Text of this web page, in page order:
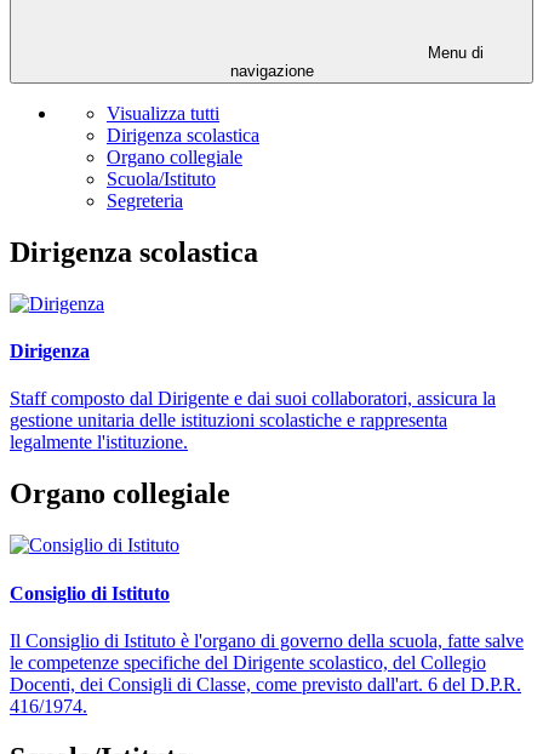
Menu di
navigazione
Visualizza tutti
Dirigenza scolastica
Organo collegiale
Scuola/Istituto
Segreteria
Dirigenza scolastica
Dirigenza
Staff composto dal Dirigente e dai suoi collaboratori, assicura la
gestione unitaria delle istituzioni scolastiche e rappresenta
legalmente l'istituzione.
Organo collegiale
Consiglio di Istituto
Il Consiglio di Istituto è l'organo di governo della scuola, fatte salve
le competenze specifiche del Dirigente scolastico, del Collegio
Docenti, dei Consigli di Classe, come previsto dall'art. 6 del D.P.R.
416/1974.